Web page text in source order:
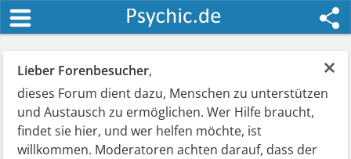
×
Lieber Forenbesucher,
dieses Forum dient dazu, Menschen zu unterstützen
und Austausch zu ermöglichen. Wer Hilfe braucht,
findet sie hier, und wer helfen möchte, ist
willkommen. Moderatoren achten darauf, dass der